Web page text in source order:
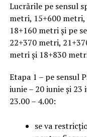
Lucrările pe sensul
metri, 15+600
18+160 metri și pe
22+370 metri,
metri și 18+830
Etapa 1 – pe sensul
iunie – 20 iunie și
23.00 – 4.00:
se va